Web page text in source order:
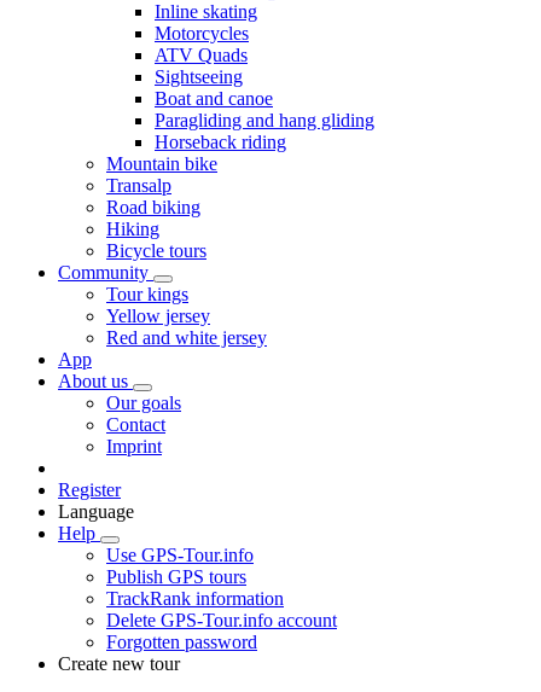
Inline skating
Motorcycles
ATV Quads
Sightseeing
Boat and canoe
Paragliding and hang gliding
Horseback riding
Mountain bike
Transalp
Road biking
Hiking
Bicycle tours
Community
Tour kings
Yellow jersey
Red and white jersey
App
About us
Our goals
Contact
Imprint
Register
Language
Help
Use GPS-Tour.info
Publish GPS tours
TrackRank information
Delete GPS-Tour.info account
Forgotten password
Create new tour